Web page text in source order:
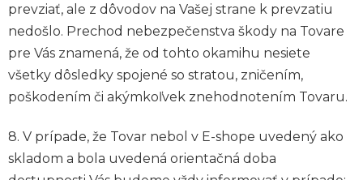
prevziať, ale z dôvodov na Vašej strane k prevzatiu
nedošlo. Prechod nebezpečenstva škody na Tovare
pre Vás znamená, že od tohto okamihu nesiete
všetky dôsledky spojené so stratou, zničením,
poškodením či akýmkoľvek znehodnotením Tovaru.
8. V prípade, že Tovar nebol v E-shope uvedený ako
skladom a bola uvedená orientačná doba